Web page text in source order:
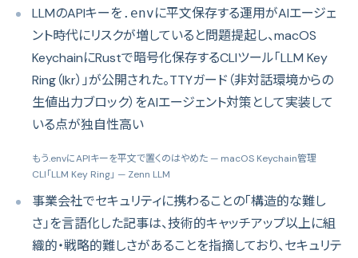
LLMのAPIキーを .envに平文保存する運用がAIエージェ
ント時代にリスクが増していると問題提起し、macOS
KeychainにRustで暗号化保存するCLIツール「LLM Key
Ring（lkr）」が公開された。TTYガード（非対話環境からの
生値出力ブロック）をAIエージェント対策として実装して
いる点が独自性高い
もう.envにAPIキーを平文で置くのはやめた — macOS Keychain管理
CLI「LLM Key Ring」 — Zenn LLM
事業会社でセキュリティに携わることの「構造的な難し
さ」を言語化した記事は、技術的キャッチアップ以上に組
織的・戦略的難しさがあることを指摘しており、セキュリテ